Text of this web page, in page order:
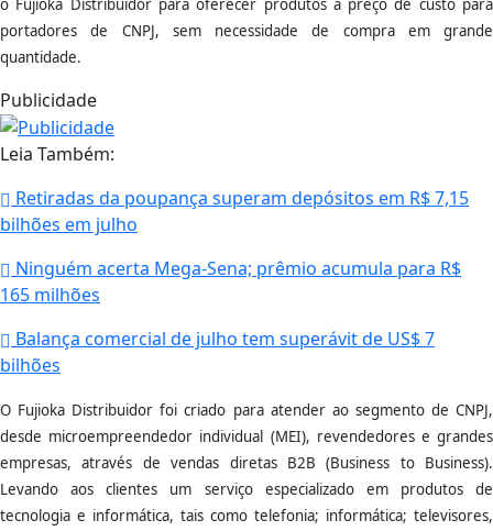
o Fujioka Distribuidor para oferecer produtos a preço de custo para
portadores de CNPJ, sem necessidade de compra em grande
quantidade.
Publicidade
Leia Também:
Retiradas da poupança superam depósitos em R$ 7,15
bilhões em julho
Ninguém acerta Mega-Sena; prêmio acumula para R$
165 milhões
Balança comercial de julho tem superávit de US$ 7
bilhões
O Fujioka Distribuidor foi criado para atender ao segmento de CNPJ,
desde microempreendedor individual (MEI), revendedores e grandes
empresas, através de vendas diretas B2B (Business to Business).
Levando aos clientes um serviço especializado em produtos de
tecnologia e informática, tais como telefonia; informática; televisores,